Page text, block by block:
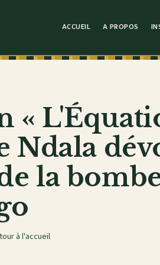
ACCUEIL A PROPOS
«
Ndala
la
à l'accueil